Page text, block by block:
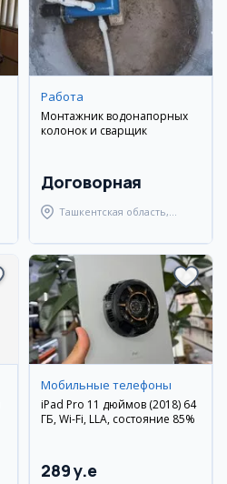
Работа
Монтажник водонапорных
колонок и сварщик
Договорная
Ташкентская область,
Мобильные телефоны
iPad Pro 11 дюймов (2018) 64
ГБ, Wi-Fi, LLA, состояние 85%
289 y.e